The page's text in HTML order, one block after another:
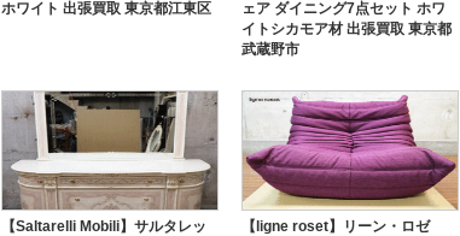
ホワイト 出張買取 東京都江東区
ェア ダイニング7点セット ホワ
イトシカモア材 出張買取 東京都
武蔵野市
【Saltarelli Mobili】サルタレッ
【ligne roset】リーン・ロゼ